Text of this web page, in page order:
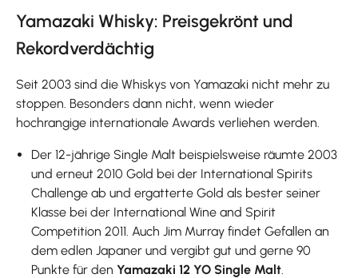
Yamazaki Whisky: Preisgekrönt und
Rekordverdächtig
Seit 2003 sind die Whiskys von Yamazaki nicht mehr zu
stoppen. Besonders dann nicht, wenn wieder
hochrangige internationale Awards verliehen werden.
Der 12-jährige Single Malt beispielsweise räumte 2003
und erneut 2010 Gold bei der International Spirits
Challenge ab und ergatterte Gold als bester seiner
Klasse bei der International Wine and Spirit
Competition 2011. Auch Jim Murray findet Gefallen an
dem edlen Japaner und vergibt gut und gerne 90
Punkte für denYamazaki 12 YO Single Malt.